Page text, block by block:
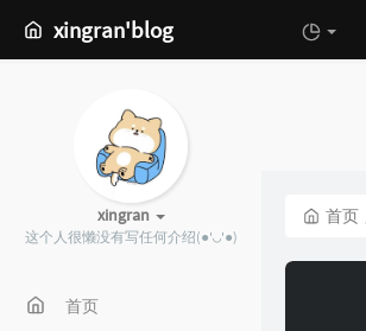
xingran'blog
xingran
这个人很懒没有写任何介绍(●'◡'●)
首页
首页